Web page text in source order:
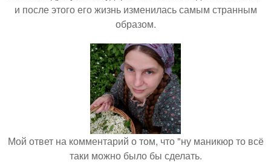
и после этого его жизнь изменилась самым странным
образом.
Мой ответ на комментарий о том, что "ну маникюр то всё
таки можно было бы сделать.